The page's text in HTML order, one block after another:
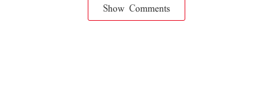
Show Comments